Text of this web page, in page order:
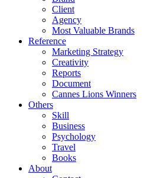
Client
Agency
Most Valuable Brands
Reference
Marketing Strategy
Creativity
Reports
Document
Cannes Lions Winners
Others
Skill
Business
Psychology
Travel
Books
About